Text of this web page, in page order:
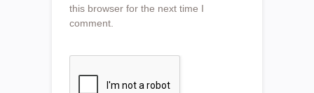
this browser for the next time I
comment.